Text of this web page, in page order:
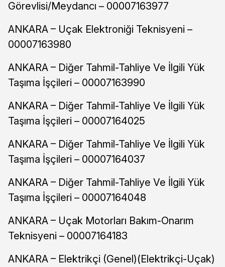
Görevlisi/Meydancı – 00007163977
ANKARA – Uçak Elektroniği Teknisyeni –
00007163980
ANKARA – Diğer Tahmil-Tahliye Ve İlgili Yük
Taşıma İşçileri – 00007163990
ANKARA – Diğer Tahmil-Tahliye Ve İlgili Yük
Taşıma İşçileri – 00007164025
ANKARA – Diğer Tahmil-Tahliye Ve İlgili Yük
Taşıma İşçileri – 00007164037
ANKARA – Diğer Tahmil-Tahliye Ve İlgili Yük
Taşıma İşçileri – 00007164048
ANKARA – Uçak Motorları Bakım-Onarım
Teknisyeni – 00007164183
ANKARA – Elektrikçi (Genel)(Elektrikçi-Uçak)